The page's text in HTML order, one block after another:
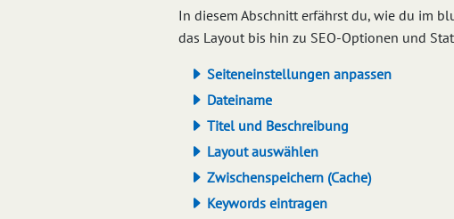
In diesem Abschnitt erfährst du, wie du im
das Layout bis hin zu SEO-Optionen und
Seiteneinstellungen anpassen
Dateiname
Titel und Beschreibung
Layout auswählen
Zwischenspeichern (Cache)
Keywords eintragen